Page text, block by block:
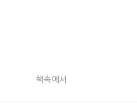
책속에서